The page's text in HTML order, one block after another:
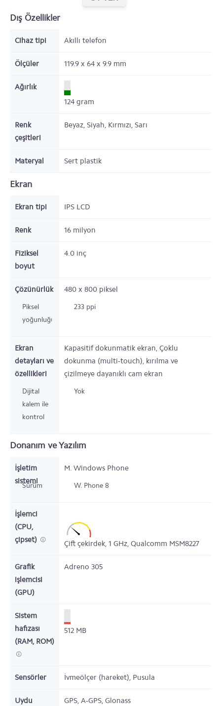
Dış Özellikler
Cihaz tipi Akıllı telefon
Ölçüler 119.9 x 64 x 9.9 mm
Ağırlık
124 gram
Renk
çeşitleri
Beyaz, Siyah, Kırmızı, Sarı
Materyal Sert plastik
Ekran
Ekran tipi IPS LCD
Renk 16 milyon
Fiziksel
boyut
4.0 inç
Çözünürlük 480 x 800 piksel
Piksel
yoğunluğu
233 ppi
Ekran
detayları ve
özellikleri
Kapasitif dokunmatik ekran, Çoklu
dokunma (multi-touch), kırılma ve
çizilmeye dayanıklı cam ekran
Dijital
kalem ile
kontrol
Yok
Donanım ve Yazılım
İşletim
sistemi
M. Windows Phone
Sürüm W. Phone 8
İşlemci
(CPU,
çipset)
Çift çekirdek, 1 GHz, Qualcomm MSM8227
Grafik
işlemcisi
(GPU)
Adreno 305
Sistem
hafızası
(RAM, ROM)
512 MB
Sensörler İvmeölçer (hareket), Pusula
Uydu
GPS, A-GPS, Glonass